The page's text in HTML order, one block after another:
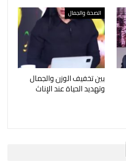
الصحة والجمال
بين تخفيف الوزن والجمال
وتهديد الحياة عند الإناث